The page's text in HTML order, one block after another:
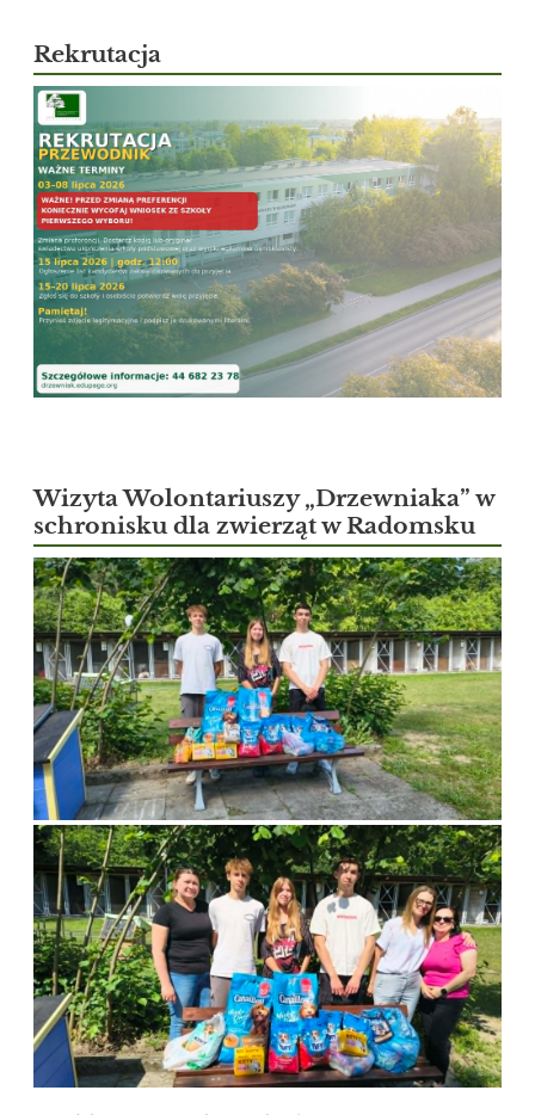
Rekrutacja
Wizyta Wolontariuszy „Drzewniaka” w
schronisku dla zwierząt w Radomsku